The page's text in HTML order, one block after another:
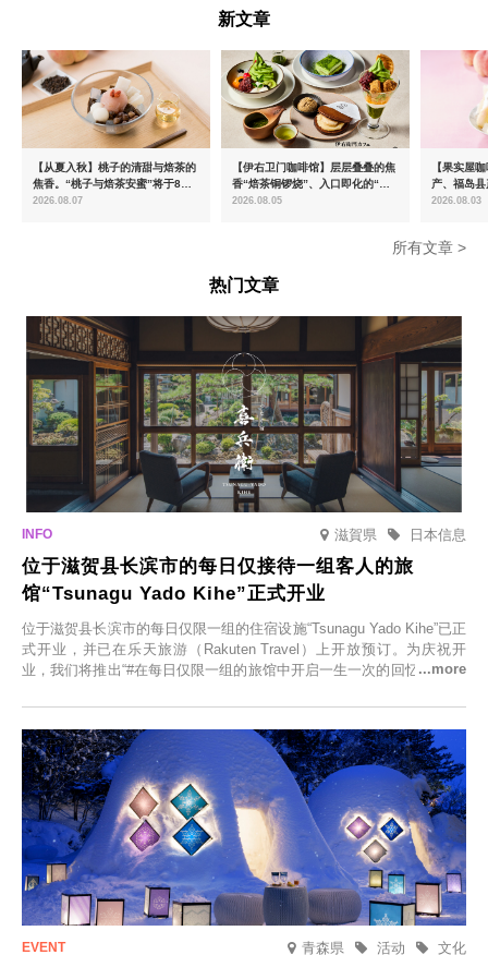
新文章
【从夏入秋】桃子的清甜与焙茶的
焦香。“桃子与焙茶安蜜”将于8月
中旬起限时发售
2026.08.07
【伊右卫门咖啡馆】层层叠叠的焦
香“焙茶铜锣烧”、入口即化的“宇
治抹茶提拉米苏”全新登场
2026.08.05
【果实屋
产、福岛
2026.08.03
所有文章 >
热门文章
滋賀県 日本信息
位于滋贺县长滨市的每日仅接待一组客人的旅
馆“Tsunagu Yado Kihe”正式开业
位于滋贺县长滨市的每日仅限一组的住宿设施“Tsunagu Yado Kihe”已正
式开业，并已在乐天旅游（Rakuten Travel）上开放预订。为庆祝开
业，我们将推出“#在每日仅限一组的旅馆中开启一生一次的回忆之旅”活
在此与重要之人共度一段难忘的特别时光。
青森県 文化
活动